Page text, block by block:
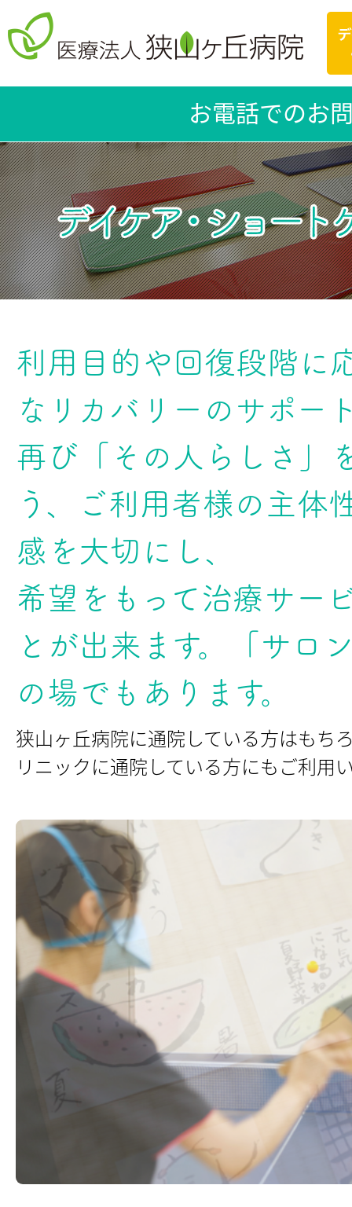
お電話でのお
利用目的や回復段階に
なリカバリーのサポー
再び「その人らしさ」
う、ご利用者様の主体
感を大切にし、
希望をもって治療サー
とが出来ます。「サロ
の場でもあります。
狭山ヶ丘病院に通院している方はもち
リニックに通院している方にもご利用